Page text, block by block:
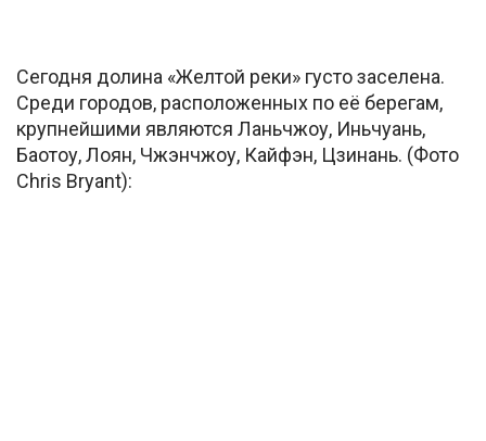
Сегодня долина «Желтой реки» густо заселена.
Среди городов, расположенных по её берегам,
крупнейшими являются Ланьчжоу, Иньчуань,
Баотоу, Лоян, Чжэнчжоу, Кайфэн, Цзинань. (Фото
Chris Bryant):